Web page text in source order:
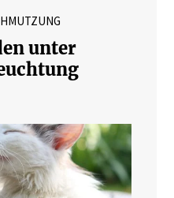
unter